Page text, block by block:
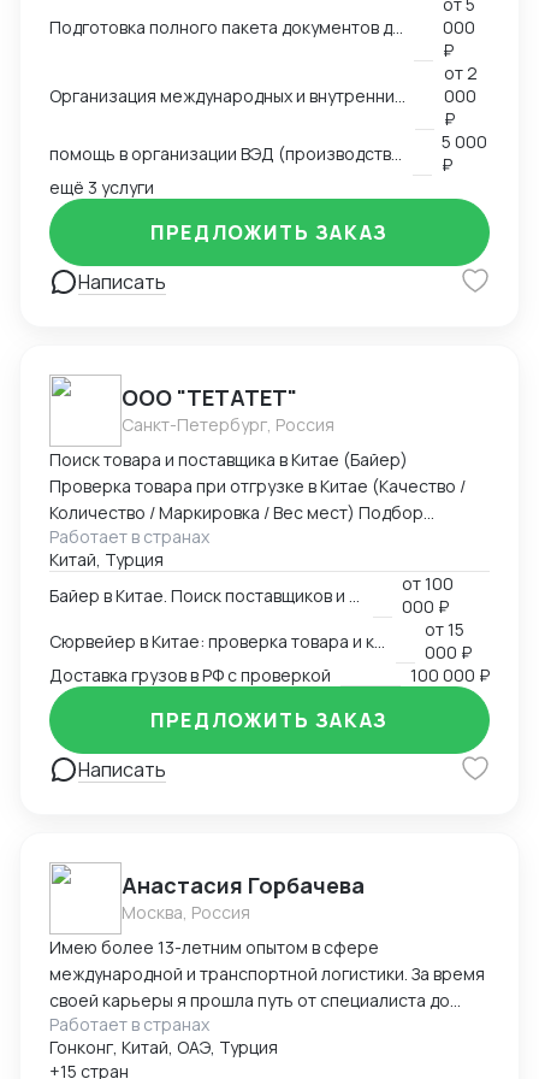
таможенного оформления, оптовые продажи всё
делал сам), работал с логистическими компаниями,
общался с поставщиками, прорабатывали различные
схемы доставки (очень сложные включая мед
сейчас в основном работаю с Китаем и Турцией.
Возил различные группы товаров. Участвую в
различных семинарах и выставках.
Подготовка полного пакета документов для экспортно-импортных поставок
000
₽
Организация международных и внутренних перевозок всеми видами транспорта
от2
000
₽
5 000
₽
ещё 3 услуги
Написать
ПРЕДЛОЖИТЬ ЗАКАЗ
ООО "ТЕТАТЕТ"
Санкт-Петербург, Россия
Поиск товара и поставщика в Китае (Байер)
Проверка товара при отгрузке в Китае (Качество /
Количество / Маркировка / Вес мест) Подбор
оптимального способа доставки. Маршрут /
Перевозчики / Таможня Работаем официально.
Белый импорт / Документы / ЧЗ
Работает в странах
Китай, Турция
от100
000 ₽
от15
000 ₽
Доставка грузов в РФ с проверкой
100 000 ₽
Написать
ПРЕДЛОЖИТЬ ЗАКАЗ
Анастасия Горбачева
Москва, Россия
Имею более 13-летним опытом в сфере
международной и транспортной логистики. За время
своей карьеры я прошла путь от специалиста до
директора по логистике, успешно управляя
сложными проектами, выводя компании на новые
Работает в странах
Гонконг, Китай, ОАЭ, Турция
+15 стран